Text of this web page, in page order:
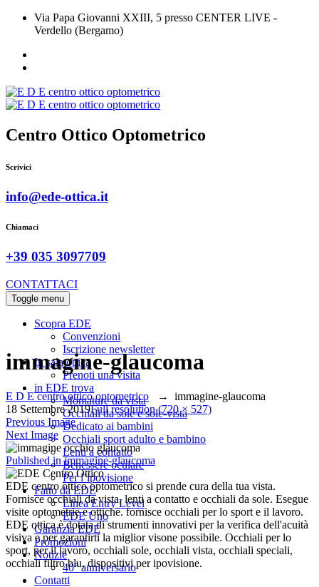
Via Papa Giovanni XXIII, 5 presso CENTER LIVE -
Verdello (Bergamo)
Centro Ottico Optometrico
Scrivici
info@ede-ottica.it
Chiamaci
+39 035 3097709
CONTATTACI
Toggle menu
Scopra EDE
Convenzioni
Iscrizione newsletter
In sala ottica
Prenoti una visita
in EDE trova
Montature da vista
Occhiali da sole e sole-vista
Dedicato ai bambini
Occhiali sport adulto e bambino
Lenti a contatto
Benessere oculare
Per l’ipovisione
Fatto da EDE
Linea Entry Level
EDE Uno
Garanzia EDE
Promozioni
Notizie
40° anniversario
Contatti
immagine-glaucoma
E D E centro ottico optometrico → immagine-glaucoma
18 Settembre 2019Full resolution (720 × 527)
Previous Image
Next Image
Navigazione
articoli
Published in immagine-glaucoma
EDE centro ottico optometrico si prende cura della tua vista.
Fornisce occhiali da vista, lenti a contatto e occhiali da sole. Esegue
visite optometrie e ottiche. fornisce occhiali per lo sport e il lavoro.
EDE ottica è dotata di strumenti innovativi per la verifica dell'acuità
visiva e per garantirti la miglior visone possibile. Occhiali per lo
sport, per il lavoro, occhiali sole, occhiali vista, occhiali speciali,
occhiali filtro blu, dispositivi per ipovisione.